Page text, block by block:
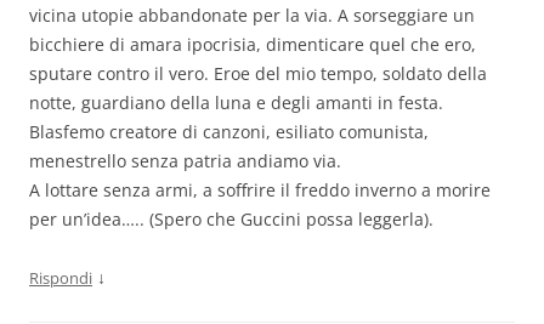
vicina utopie abbandonate per la via. A sorseggiare un
bicchiere di amara ipocrisia, dimenticare quel che ero,
sputare contro il vero. Eroe del mio tempo, soldato della
notte, guardiano della luna e degli amanti in festa.
Blasfemo creatore di canzoni, esiliato comunista,
menestrello senza patria andiamo via.
A lottare senza armi, a soffrire il freddo inverno a morire
per un’idea….. (Spero che Guccini possa leggerla).
Rispondi ↓